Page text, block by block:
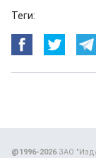
Теги:
@1996-2026ЗАО